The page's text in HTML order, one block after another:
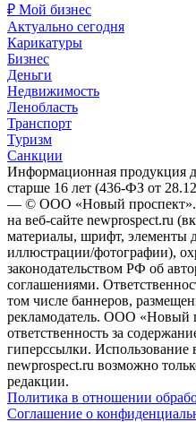
₽ Мой бизнес
Актуально сегодня
Карикатуры
Бизнес
Деньги
Недвижимость
Ленобласть
Транспорт
Туризм
Санкции
Информационная продукция
старше 16 лет (436-ФЗ от
— © ООО «Новый проспект».
на веб-сайте newprospect.ru
материалы, шрифт, элементы
иллюстрации/фотографии),
законодательством РФ об
соглашениями.
том числе баннеров,
рекламодатель. ООО «Новый
ответственность за
гиперссылки. Использование
newprospect.ru возможно
редакции.
Политика в отношении
Соглашение о